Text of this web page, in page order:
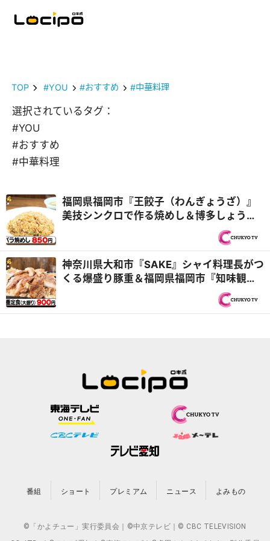
TOP #YOU #おすすめ #中華料理
選択されているタグ：
#YOU
#おすすめ
#中華料理
福岡県福岡市『王餃子（わんぎょうざ）』
美技シンクロで作る焼めし＆博多しょうゆ
ラーメン！チームプレー親子3代中華『オモ
神奈川県大和市『SAKE』シャイ料理長がつ
くる爆盛り豚重＆福岡県福岡市『知味観
（しみかん）』仲良しヤング兄弟！『オモ
番組 ショート プレミアム ニュース よみもの
©「かよチュー」実行委員会｜©中京テレビ｜© CBC TELEVISION